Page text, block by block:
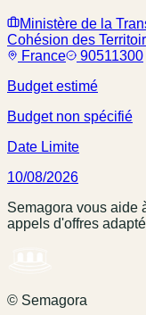
Ministère de la
Cohésion des
France
90511300
Budget estimé
Budget non spécifié
Date Limite
10/08/2026
Semagora vous aide
appels d'offres
© Semagora